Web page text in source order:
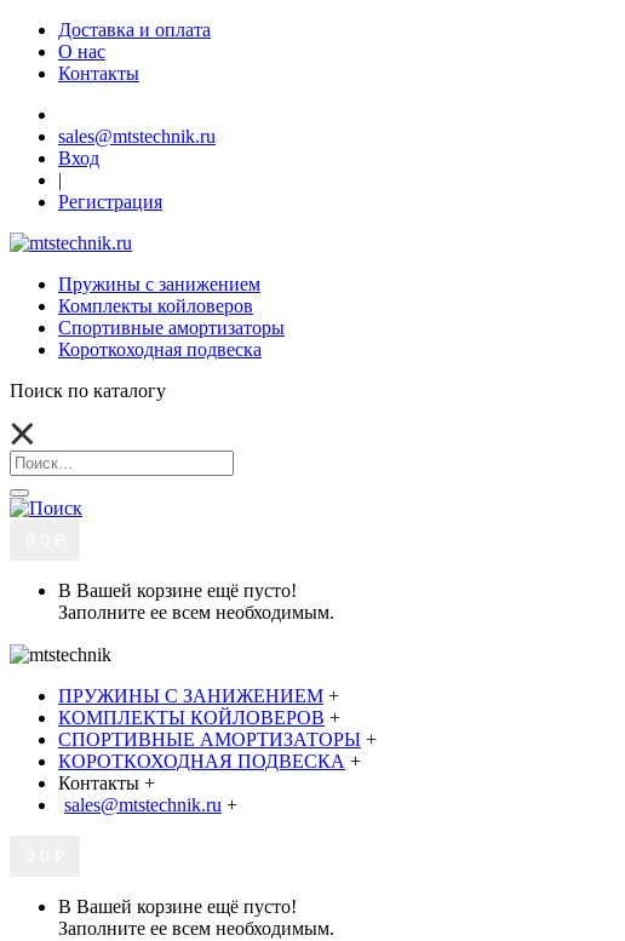
Доставка и оплата
О нас
Контакты
sales@mtstechnik.ru
Вход
|
Регистрация
Пружины с занижением
Комплекты койловеров
Спортивные амортизаторы
Короткоходная подвеска
Поиск по каталогу
В Вашей корзине ещё пусто!
Заполните ее всем необходимым.
ПРУЖИНЫ С ЗАНИЖЕНИЕМ +
КОМПЛЕКТЫ КОЙЛОВЕРОВ +
СПОРТИВНЫЕ АМОРТИЗАТОРЫ +
КОРОТКОХОДНАЯ ПОДВЕСКА +
Контакты +
sales@mtstechnik.ru +
В Вашей корзине ещё пусто!
Заполните ее всем необходимым.